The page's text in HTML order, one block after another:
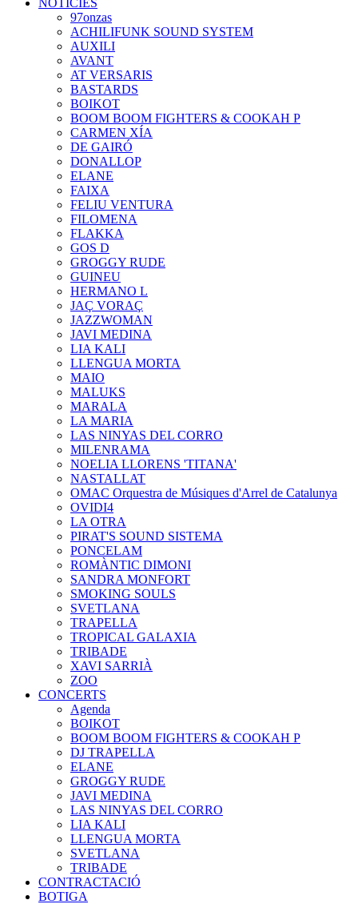
NOTÍCIES
97onzas
ACHILIFUNK SOUND SYSTEM
AUXILI
AVANT
AT VERSARIS
BASTARDS
BOIKOT
BOOM BOOM FIGHTERS & COOKAH P
CARMEN XÍA
DE GAIRÓ
DONALLOP
ELANE
FAIXA
FELIU VENTURA
FILOMENA
FLAKKA
GOS D
GROGGY RUDE
GUINEU
HERMANO L
JAÇ VORAÇ
JAZZWOMAN
JAVI MEDINA
LIA KALI
LLENGUA MORTA
MAIO
MALUKS
MARALA
LA MARIA
LAS NINYAS DEL CORRO
MILENRAMA
NOELIA LLORENS 'TITANA'
NASTALLAT
OMAC Orquestra de Músiques d'Arrel de Catalunya
OVIDI4
LA OTRA
PIRAT'S SOUND SISTEMA
PONCELAM
ROMÀNTIC DIMONI
SANDRA MONFORT
SMOKING SOULS
SVETLANA
TRAPELLA
TROPICAL GALAXIA
TRIBADE
XAVI SARRIÀ
ZOO
CONCERTS
Agenda
BOIKOT
BOOM BOOM FIGHTERS & COOKAH P
DJ TRAPELLA
ELANE
GROGGY RUDE
JAVI MEDINA
LAS NINYAS DEL CORRO
LIA KALI
LLENGUA MORTA
SVETLANA
TRIBADE
CONTRACTACIÓ
BOTIGA